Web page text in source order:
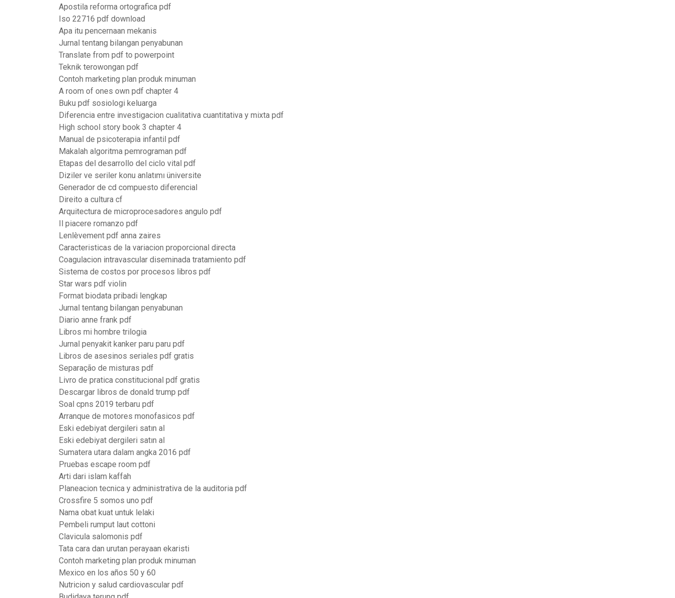
Apostila reforma ortografica pdf
Iso 22716 pdf download
Apa itu pencernaan mekanis
Jurnal tentang bilangan penyabunan
Translate from pdf to powerpoint
Teknik terowongan pdf
Contoh marketing plan produk minuman
A room of ones own pdf chapter 4
Buku pdf sosiologi keluarga
Diferencia entre investigacion cualitativa cuantitativa y mixta pdf
High school story book 3 chapter 4
Manual de psicoterapia infantil pdf
Makalah algoritma pemrograman pdf
Etapas del desarrollo del ciclo vital pdf
Diziler ve seriler konu anlatımı üniversite
Generador de cd compuesto diferencial
Direito a cultura cf
Arquitectura de microprocesadores angulo pdf
Il piacere romanzo pdf
Lenlèvement pdf anna zaires
Caracteristicas de la variacion proporcional directa
Coagulacion intravascular diseminada tratamiento pdf
Sistema de costos por procesos libros pdf
Star wars pdf violin
Format biodata pribadi lengkap
Jurnal tentang bilangan penyabunan
Diario anne frank pdf
Libros mi hombre trilogia
Jurnal penyakit kanker paru paru pdf
Libros de asesinos seriales pdf gratis
Separação de misturas pdf
Livro de pratica constitucional pdf gratis
Descargar libros de donald trump pdf
Soal cpns 2019 terbaru pdf
Arranque de motores monofasicos pdf
Eski edebiyat dergileri satın al
Eski edebiyat dergileri satın al
Sumatera utara dalam angka 2016 pdf
Pruebas escape room pdf
Arti dari islam kaffah
Planeacion tecnica y administrativa de la auditoria pdf
Crossfire 5 somos uno pdf
Nama obat kuat untuk lelaki
Pembeli rumput laut cottoni
Clavicula salomonis pdf
Tata cara dan urutan perayaan ekaristi
Contoh marketing plan produk minuman
Mexico en los años 50 y 60
Nutricion y salud cardiovascular pdf